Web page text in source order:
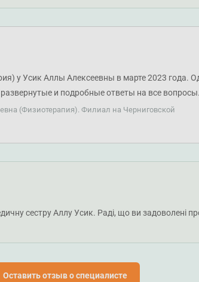
у Усик Аллы Алексеевны в марте 2023 года.
и подробные ответы на все
Спасибо большое!
(Физиотерапия). Филиал на Черниговской
сестру Аллу Усик. Раді, що ви задоволені
Оставить отзыв о специалисте